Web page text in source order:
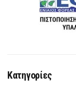
Κατηγορίες